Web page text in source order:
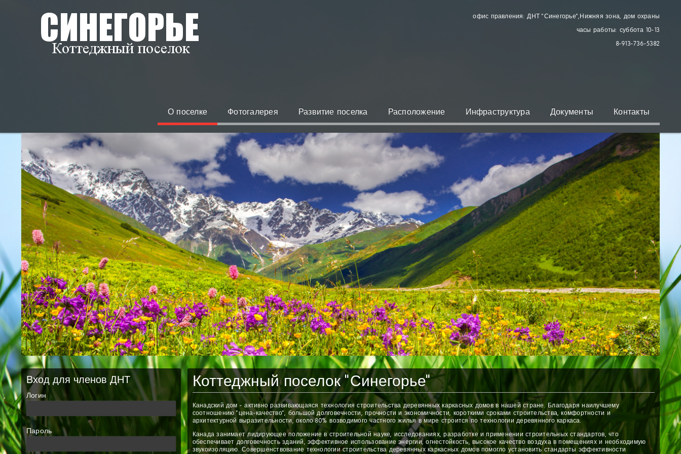
офис правления: ДНТ "Синегорье", Нижняя зона, дом охраны
часы работы: суббота 10-13
8-913-736-5382
О поселке Фотогалерея Развитие поселка Расположение Инфраструктура Документы Контакты
Вход для членов ДНТ
Логин
Пароль
Коттеджный поселок "Синегорье"
Канадский дом - активно развивающаяся технология строительства деревянных каркасных домов в нашей стране. Благодаря наилучшему
соотношению "цена-качество", большой долговечности, прочности и экономичности, короткими сроками строительства, комфортности и
архитектурной выразительности, около 80% возводимого частного жилья в мире строится по технологии деревянного каркаса.
Канада занимает лидирующее положение в строительной науке, исследованиях, разработке и применении строительных стандартов, что
обеспечивает долговечность зданий, эффективное использование энергии, огнестойкость, высокое качество воздуха в помещениях и необходимую
звукоизоляцию. Совершенствование технологии строительства деревянных каркасных домов помогло установить стандарты эффективности